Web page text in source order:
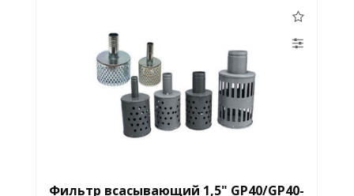
Фильтр всасывающий 1,5" GP40/GP40-